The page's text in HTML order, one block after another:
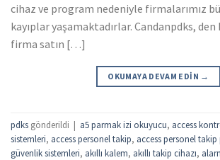
cihaz ve program nedeniyle firmalarımız
kayıplar yaşamaktadırlar. Candanpdks, den
firma satın […]
OKUMAYA DEVAM EDIN →
pdks gönderildi | a5 parmak izi okuyucu, access
sistemleri, access personel takip, access personel takip
güvenlik sistemleri, akıllı kalem, akıllı takip cihazı,